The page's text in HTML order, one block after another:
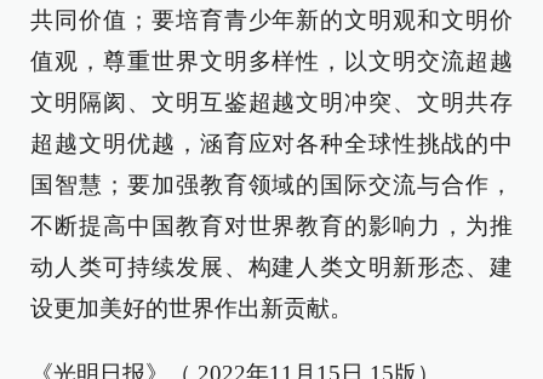
共同价值；要培育青少年新的文明观和文明价
值观，尊重世界文明多样性，以文明交流超越
文明隔阂、文明互鉴超越文明冲突、文明共存
超越文明优越，涵育应对各种全球性挑战的中
国智慧；要加强教育领域的国际交流与合作，
不断提高中国教育对世界教育的影响力，为推
动人类可持续发展、构建人类文明新形态、建
设更加美好的世界作出新贡献。